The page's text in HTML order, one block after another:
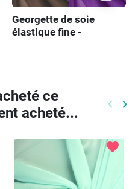
Georgette de soie
élastique fine -
ce
acheté...
keyboard_arrow_left keyboard_arrow_right
favorite